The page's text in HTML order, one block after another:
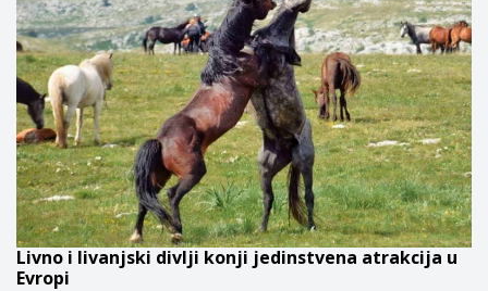
Livno i livanjski divlji konji jedinstvena atrakcija u
Evropi